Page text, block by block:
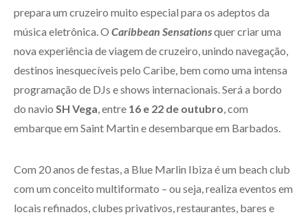
prepara um cruzeiro muito especial para os adeptos da
música eletrônica. O Caribbean Sensationsquer criar uma
nova experiência de viagem de cruzeiro, unindo navegação,
destinos inesquecíveis pelo Caribe, bem como uma intensa
programação de DJs e shows internacionais. Será a bordo
do navio SH Vega , entre 16 e 22 de outubro , com
embarque em Saint Martin e desembarque em Barbados.
Com 20 anos de festas, a Blue Marlin Ibiza é um beach club
com um conceito multiformato – ou seja, realiza eventos em
locais refinados, clubes privativos, restaurantes, bares e